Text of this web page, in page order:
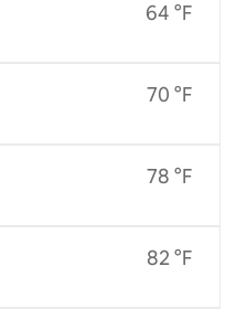
64 °F
70 °F
78 °F
82 °F